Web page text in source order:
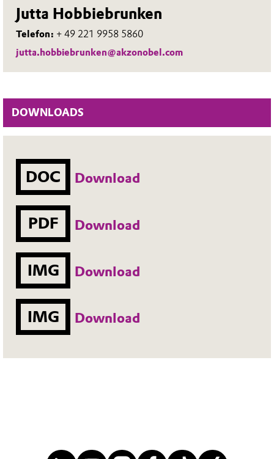
Jutta Hobbiebrunken
Telefon: + 49 221 9958 5860
jutta.hobbiebrunken@akzonobel.com
DOWNLOADS
DOC Download
PDF Download
IMG Download
IMG Download